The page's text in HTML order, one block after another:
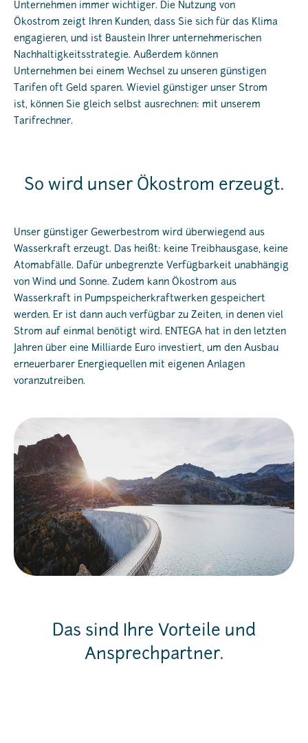
Unternehmen immer wichtiger. Die Nutzung von
Ökostrom zeigt Ihren Kunden, dass Sie sich für das Klima
engagieren, und ist Baustein Ihrer unternehmerischen
Nachhaltigkeitsstrategie. Außerdem können
Unternehmen bei einem Wechsel zu unseren günstigen
Tarifen oft Geld sparen. Wieviel günstiger unser Strom
ist, können Sie gleich selbst ausrechnen: mit unserem
Tarifrechner.
So wird unser Ökostrom erzeugt.
Unser günstiger Gewerbestrom wird überwiegend aus
Wasserkraft erzeugt. Das heißt: keine Treibhausgase, keine
Atomabfälle. Dafür unbegrenzte Verfügbarkeit unabhängig
von Wind und Sonne. Zudem kann Ökostrom aus
Wasserkraft in Pumpspeicherkraftwerken gespeichert
werden. Er ist dann auch verfügbar zu Zeiten, in denen viel
Strom auf einmal benötigt wird. ENTEGA hat in den letzten
Jahren über eine Milliarde Euro investiert, um den Ausbau
erneuerbarer Energiequellen mit eigenen Anlagen
voranzutreiben.
Das sind Ihre Vorteile und
Ansprechpartner.